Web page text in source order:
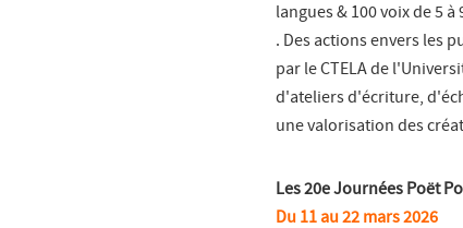
langues & 100 voix de 5 à
. Des actions envers les
par le CTELA de
d'ateliers d'écriture,
une valorisation des
Les 20e Journées Poët
Du 11 au 22 mars 2026